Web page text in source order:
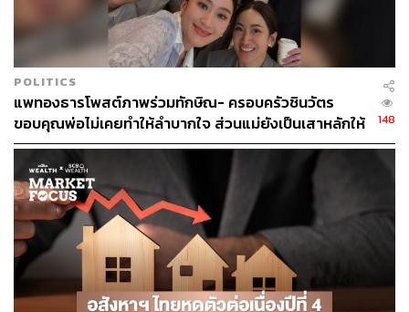
โดยแบ่งเป็นโครงการเพื่อขายแนวราบ 65% และ
โครงการเพื่อขายแนวสูง 35%
สร้างรายได้รวม 2.5 หมื่นล้านบาท เติบโต 16% ทั้งจาก
โครงการเพื่อขาย และธุรกิจที่สร้างรายได้ประจำ
(Recurring Income) ในสัดส่วน 95:5 ตามลำดับ
มูลค่าการลงทุนทั้งหมด 2.5 หมื่นล้านบาท โดยแบ่ง
สัดส่วนการลงทุนโครงการเพื่อขายแนวราบ แนวสูง
80% และธุรกิจที่สร้างรายได้ประจำ 20%
ในส่วนของธุรกิจที่สร้างรายได้ประจำ (Recurring Income)
ได้เปิดตัวโรงแรม YANH ราชวัตร ในเดือนมีนาคม 2566 และ
พัฒนาแบรนด์โรงแรมใหม่บนถนนสุขุมวิท 29 มูลค่าการ
ลงทุน 2.5 พันล้านบาท และยังมีแผนขยายธุรกิจโรงแรมใน
ทำเลพัทยา เพื่อไปให้ถึงเป้ารวมจำนวน 1,000 ห้อง
POLITICS
​​แพทองธารโพสต์ภาพร่วมทักษิณ- ครอบครัวชินวัตร
ขอบคุณพ่อไม่เคยทำให้ลำบากใจ ส่วนแม่ยังเป็นเสาหลักให้
ลูก
148